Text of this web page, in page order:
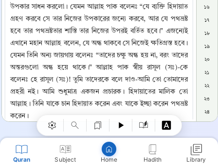
Quran Subject Home Hadith Library
উপকার সাধন করলো। যেমন আল্লাহ পাক বলেনঃ “যে ব্যক্তি হিদায়াত
গ্রহণ করবে সে তার নিজের উপকারের জন্যে করবে, আর যে পথভ্রষ্ট
হবে তার পথভ্রষ্টতার শাস্তি তার নিজের উপরই বর্তিত হবে।” এজন্যেই
এখানে মহান আল্লাহ বলেন, যে অন্ধ থাকবে সে নিজেই ক্ষতিগ্রস্ত হবে।
যেমন তিনি অন্য জায়গায় বলেনঃ “তাদের চক্ষু অন্ধ হয় না, বরং তাদের
অন্তরগুলো অন্ধ হয়ে থাকে।” আল্লাহ পাক স্বীয় রাসূল (সঃ)-কে
বলেনঃ হে রাসূল (সঃ)! তুমি তাদেরকে বলে দাও-আমি তো তোমাদের
প্রহরী নই। আমি শুধুমাত্র একজন প্রচারক। হিদায়াতের মালিক তো
আল্লাহ। তিনি যাকে চান হিদায়াত করেন এবং যাকে ইচ্ছা করেন পথভ্রষ্ট
করেন।
📚 তাফসিরে তাবারি
মহান আল্লাহর বাণী: {قَدْ جَاءَكُمْ بَصَائِرُ مِنْ رَبِّكُمْ فَمَنْ أَبْصَرَ
১৬
১৭
১৮
১৯
২০
২১
২২
২৩
২৪
২৬
Copy